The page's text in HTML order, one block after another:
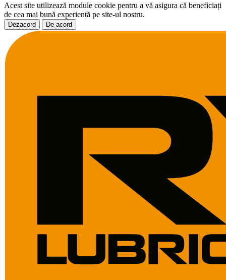
Acest site utilizează module cookie pentru a vă asigura că beneficiați
de cea mai bună experiență pe site-ul nostru.
Dezacord De acord